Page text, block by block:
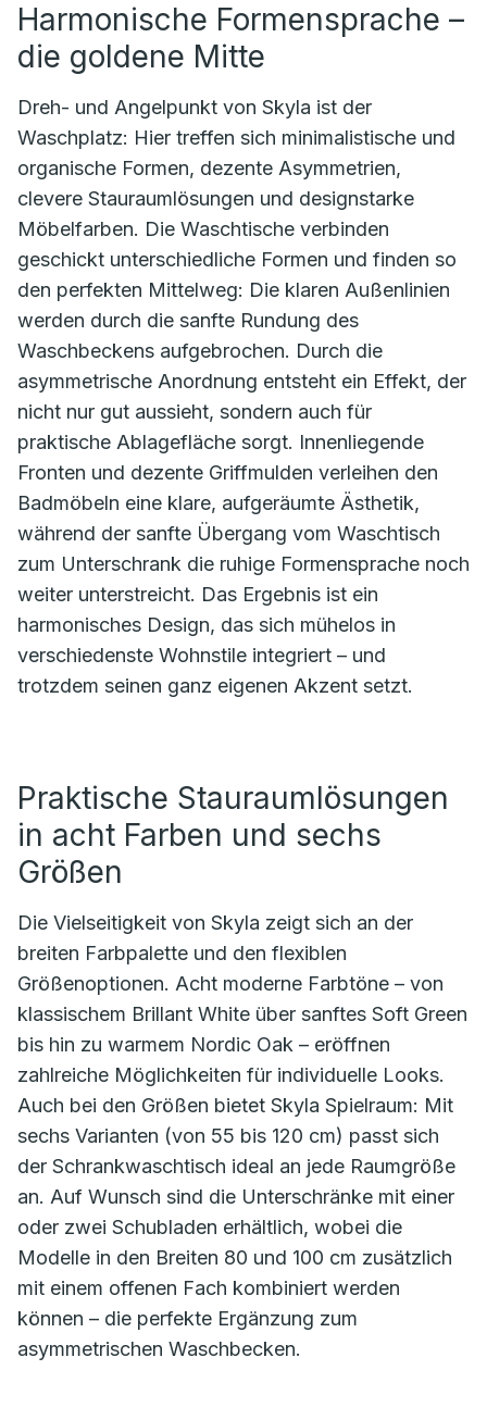
Harmonische Formensprache –
die goldene Mitte
Dreh- und Angelpunkt von Skyla ist der
Waschplatz: Hier treffen sich minimalistische und
organische Formen, dezente Asymmetrien,
clevere Stauraumlösungen und designstarke
Möbelfarben. Die Waschtische verbinden
geschickt unterschiedliche Formen und finden so
den perfekten Mittelweg: Die klaren Außenlinien
werden durch die sanfte Rundung des
Waschbeckens aufgebrochen. Durch die
asymmetrische Anordnung entsteht ein Effekt, der
nicht nur gut aussieht, sondern auch für
praktische Ablagefläche sorgt. Innenliegende
Fronten und dezente Griffmulden verleihen den
Badmöbeln eine klare, aufgeräumte Ästhetik,
während der sanfte Übergang vom Waschtisch
zum Unterschrank die ruhige Formensprache noch
weiter unterstreicht. Das Ergebnis ist ein
harmonisches Design, das sich mühelos in
verschiedenste Wohnstile integriert – und
trotzdem seinen ganz eigenen Akzent setzt.
Praktische Stauraumlösungen
in acht Farben und sechs
Größen
Die Vielseitigkeit von Skyla zeigt sich an der
breiten Farbpalette und den flexiblen
Größenoptionen. Acht moderne Farbtöne – von
klassischem Brillant White über sanftes Soft Green
bis hin zu warmem Nordic Oak – eröffnen
zahlreiche Möglichkeiten für individuelle Looks.
Auch bei den Größen bietet Skyla Spielraum: Mit
sechs Varianten (von 55 bis 120 cm) passt sich
der Schrankwaschtisch ideal an jede Raumgröße
an. Auf Wunsch sind die Unterschränke mit einer
oder zwei Schubladen erhältlich, wobei die
Modelle in den Breiten 80 und 100 cm zusätzlich
mit einem offenen Fach kombiniert werden
können – die perfekte Ergänzung zum
asymmetrischen Waschbecken.